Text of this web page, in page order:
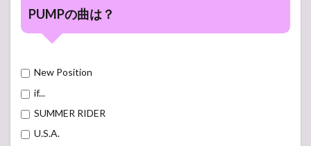
PUMPの曲は？
New Position
if...
SUMMER RIDER
U.S.A.